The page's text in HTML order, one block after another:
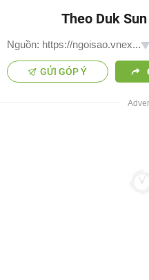
Theo Duk Sun
Nguồn: https://ngoisao.vnex...
GỬI GÓP Ý